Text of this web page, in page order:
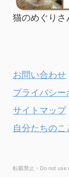
猫のめぐりさ
お問い合わせ
プライバシー
サイトマップ
自分たちのこ
転載禁止・Do not